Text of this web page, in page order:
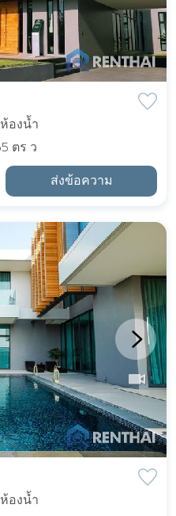
องน้ำ
ตร ว
ส่งข้อความ
องน้ำ